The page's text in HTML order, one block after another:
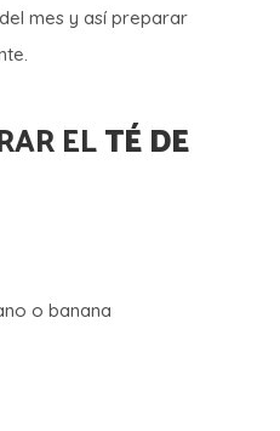
mes y así preparar
ELTÉ DE
o banana